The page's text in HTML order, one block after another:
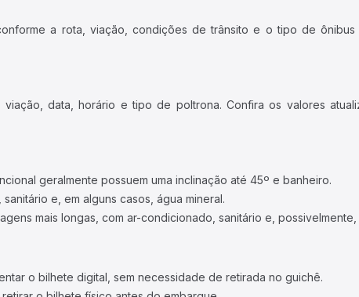
a rota, viação, condições de trânsito e o tipo de ônibus
data, horário e tipo de poltrona. Confira os valores
geralmente possuem uma inclinação até 45º e banheiro.
e, em alguns casos, água mineral.
mais longas, com ar-condicionado, sanitário e, possivelmente,
o bilhete digital, sem necessidade de retirada no guichê.